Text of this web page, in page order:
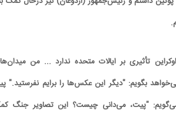
تأثیری بر ایالات متحده ندارد ... من
بگویم: "دیگر این عکس‌ها را برایم
"پیت، می‌دانی چیست؟ این تصاویر جنگ